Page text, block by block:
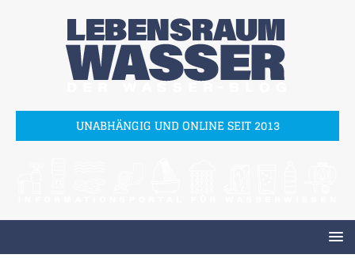
UNABHÄNGIG UND ONLINE SEIT 2013